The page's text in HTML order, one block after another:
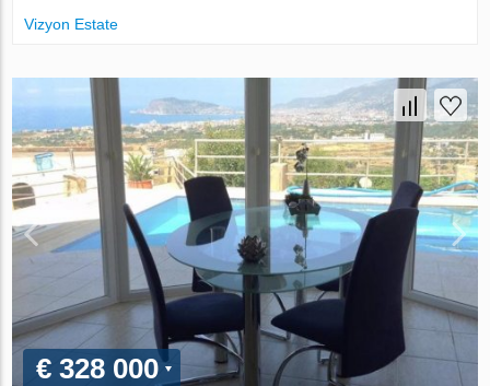
Vizyon Estate
€ 328 000